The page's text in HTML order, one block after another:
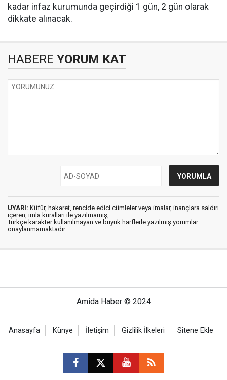
kadar infaz kurumunda geçirdiği 1 gün, 2 gün olarak
dikkate alınacak.
HABERE YORUM KAT
UYARI: Küfür, hakaret, rencide edici cümleler veya imalar, inançlara saldırı
içeren, imla kuralları ile yazılmamış,
Türkçe karakter kullanılmayan ve büyük harflerle yazılmış yorumlar
onaylanmamaktadır.
Amida Haber © 2024
Anasayfa Künye İletişim Gizlilik İlkeleri Sitene Ekle